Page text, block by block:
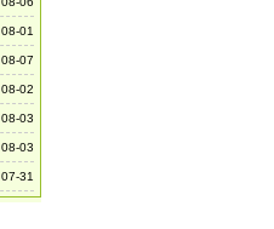
08-01
08-07
08-02
08-03
08-03
07-31